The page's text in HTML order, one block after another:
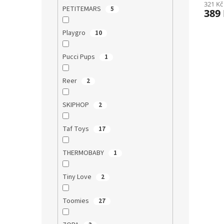
PETITEMARS 5
Playgro 10
Pucci Pups 1
Reer 2
SKIPHOP 2
Taf Toys 17
THERMOBABY 1
Tiny Love 2
Toomies 27
321
389